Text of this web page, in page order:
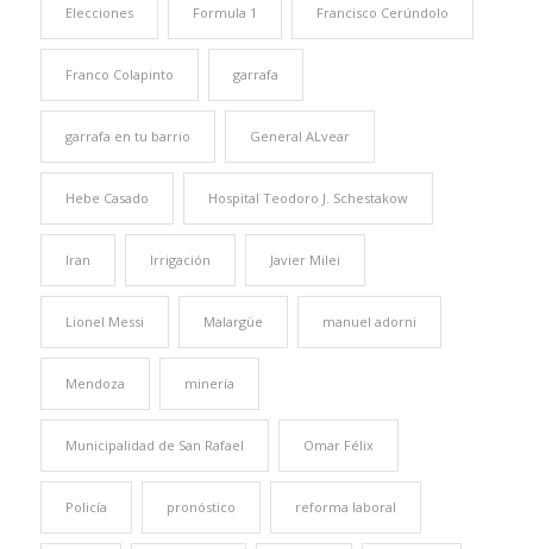
Elecciones Formula 1 Francisco Cerúndolo
Franco Colapinto garrafa
garrafa en tu barrio General ALvear
Hebe Casado Hospital Teodoro J. Schestakow
Iran Irrigación Javier Milei
Lionel Messi Malargüe manuel adorni
Mendoza minería
Municipalidad de San Rafael Omar Félix
Policía pronóstico reforma laboral